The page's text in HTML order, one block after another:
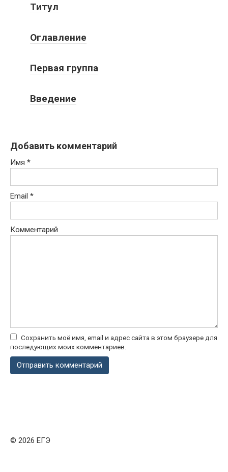
Титул
Оглавление
Первая группа
Введение
Добавить комментарий
Имя *
Email *
Комментарий
Сохранить моё имя, email и адрес сайта в этом браузере для
последующих моих комментариев.
© 2026 ЕГЭ